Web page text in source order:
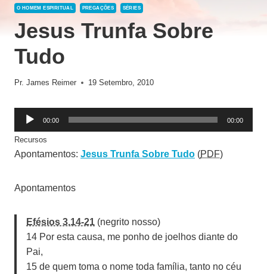
O HOMEM ESPIRITUAL PREGAÇÕES SÉRIES
Jesus Trunfa Sobre
Tudo
Pr. James Reimer 19 Setembro, 2010
e
p
r
d
00:00 00:00
Recursos
Apontamentos: Jesus Trunfa Sobre Tudo (PDF)
Apontamentos
Efésios 3.14-21 (negrito nosso)
14 Por esta causa, me ponho de joelhos diante do
Pai,
15 de quem toma o nome toda família, tanto no céu